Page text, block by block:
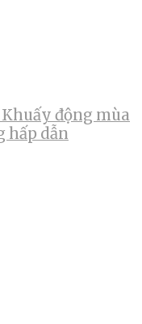
động mùa
hấp dẫn